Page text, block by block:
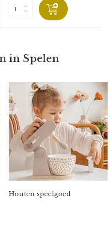
in Spelen
Houten speelgoed